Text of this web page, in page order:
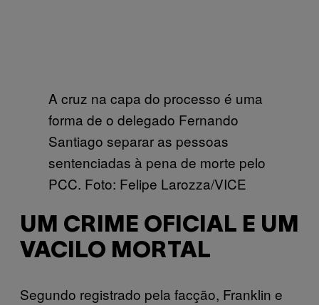
A cruz na capa do processo é uma
forma de o delegado Fernando
Santiago separar as pessoas
sentenciadas à pena de morte pelo
PCC. Foto: Felipe Larozza/VICE
UM CRIME OFICIAL E UM
VACILO MORTAL
Segundo registrado pela facção, Franklin e